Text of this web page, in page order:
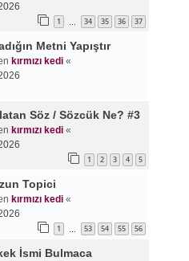
1 … 34 35 36 37
Metni Yapıştır
kırmızı kedi«
Söz / Sözcük Ne? #3
kırmızı kedi«
1 2 3 4 5
Topici
kırmızı kedi«
1 … 53 54 55 56
İsmi Bulmaca